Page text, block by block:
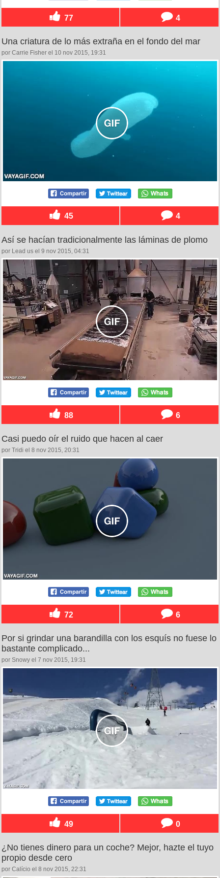
77 4
Una criatura de lo más extraña en el fondo del mar
por Carrie Fisher el 10 nov 2015, 19:31
45 4
Así se hacían tradicionalmente las láminas de plomo
por Lead us el 9 nov 2015, 04:31
88 6
Casi puedo oír el ruido que hacen al caer
por Tridi el 8 nov 2015, 20:31
72 6
Por si grindar una barandilla con los esquís no fuese lo
bastante complicado...
por Snowy el 7 nov 2015, 19:31
49 0
¿No tienes dinero para un coche? Mejor, hazte el tuyo
propio desde cero
por Calício el 8 nov 2015, 22:31